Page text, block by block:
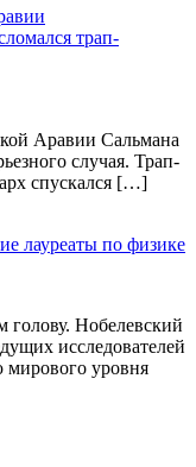
трап-
Аравии Сальмана
случая. Трап-
спускался […]
лауреаты по физике
голову. Нобелевский
исследователей
уровня